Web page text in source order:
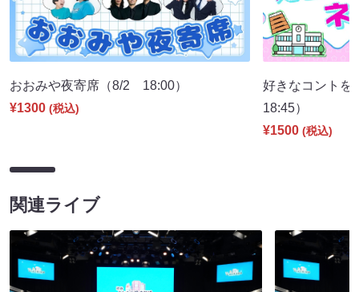
おおみや夜寄席（8/2 18:00）
¥1300 (税込)
好きなコント
18:45）
¥1500 (税込)
関連ライブ